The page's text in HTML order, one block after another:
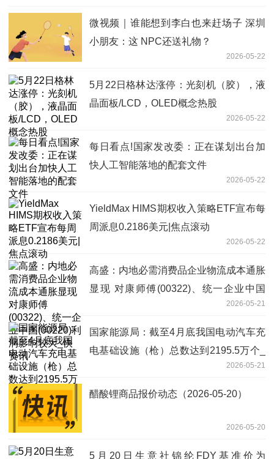
微视频｜谁能想到李白也来赶场子 深圳
小朋友：这 NPC还送礼物？
2026-05-22
5月22日格林达涨停：光刻机（胶），液
晶面板/LCD，OLED概念热股
2026-05-22
每日看点!国家发改委：正在谋划出台加
快人工智能落地的配套文件
2026-05-22
YieldMax HIMS期权收入策略ETF宣布每
周派息0.2186美元|焦点滚动
2026-05-22
高盛：内地必需消费品企业物流成本通胀
显现 对康师傅(00322)、统一企业中国
2026-05-21
国家能源局：截至4月底我国电动汽车充
电基础设施（枪）总数达到2195.5万个_
2026-05-21
醋酸锂商品报价动态（2026-05-20）
2026-05-20
5月20日生意社锦纶FDY基准价为